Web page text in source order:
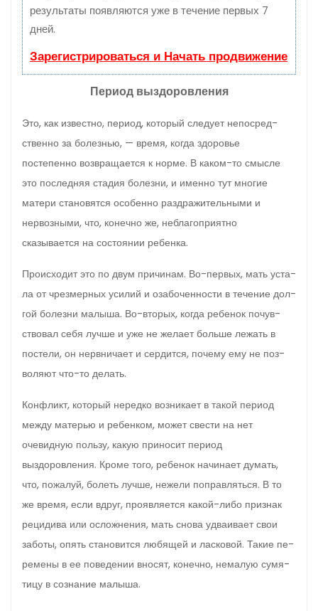
результаты появляются уже в течение первых 7
дней.
Зарегистрироваться и Начать продвижение
Период выздоровления
Это, как известно, период, который следует непосред­
ственно за болезнью, — время, когда здоровье
постепенно возвращается к норме. В каком-то смысле
это последняя стадия болезни, и именно тут многие
матери становятся особенно раздражительными и
нервозными, что, конечно же, неблагоприятно
сказывается на состоянии ребенка.
Происходит это по двум причинам. Во-первых, мать уста­
ла от чрезмерных усилий и озабоченности в течение дол­
гой болезни малыша. Во-вторых, когда ребенок почув­
ствовал себя лучше и уже не желает больше лежать в
постели, он нервничает и сердится, почему ему не поз­
воляют что-то делать.
Конфликт, который нередко возникает в такой период
между матерью и ребенком, мо­жет свести на нет
очевидную пользу, какую приносит пе­риод
выздоровления. Кроме того, ребенок начинает ду­мать,
что, пожалуй, болеть лучше, нежели поправляться. В то
же время, если вдруг, проявляется какой-либо приз­нак
рецидива или осложнения, мать снова удваивает свои
заботы, опять становится любящей и ласковой. Такие пе­
ремены в ее поведении вносят, конечно, немалую сумя­
тицу в сознание малыша.